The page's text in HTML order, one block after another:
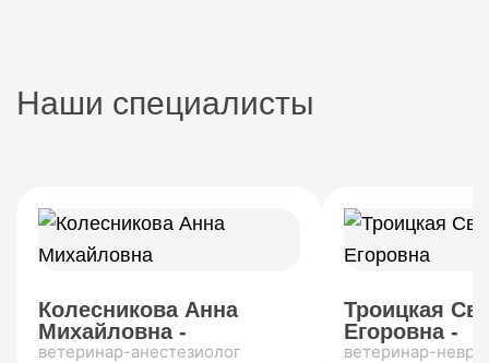
Наши специалисты
Колесникова Анна
Михайловна -
ветеринар-анестезиолог
Троицкая
Егоровна -
ветеринар-